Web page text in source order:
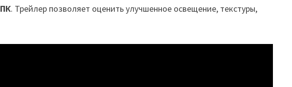
ПК. Трейлер позволяет оценить улучшенное освещение, текстуры,